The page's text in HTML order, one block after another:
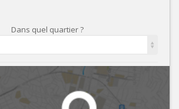
Dans quel quartier ?